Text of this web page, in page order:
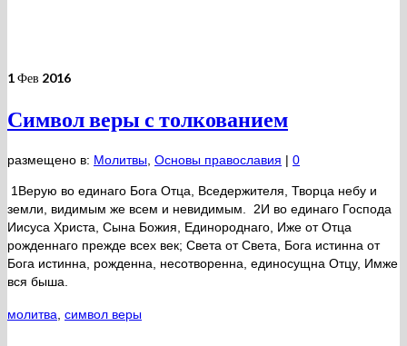
1Фев 2016
Символ веры с толкованием
размещено в: Молитвы Основы православия | 0
1Верую во единаго Бога Отца, Вседержителя, Творца небу и
земли, видимым же всем и невидимым. 2И во единаго Господа
Иисуса Христа, Сына Божия, Единороднаго, Иже от Отца
рожденнаго прежде всех век; Света от Света, Бога истинна от
Бога истинна, рожденна, несотворенна, единосущна Отцу, Имже
вся быша.
молитва символ веры